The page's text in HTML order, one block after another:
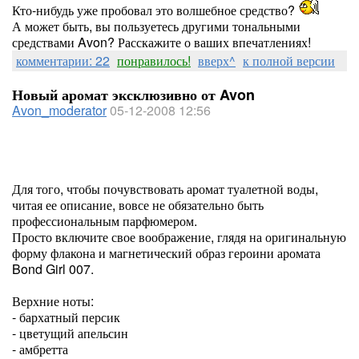
Кто-нибудь уже пробовал это волшебное средство?
А может быть, вы пользуетесь другими тональными
средствами Avon? Расскажите о ваших впечатлениях!
комментарии: 22 понравилось! вверх^ к полной версии
Новый аромат эксклюзивно от Avon
Avon_moderator05-12-2008 12:56
Для того, чтобы почувствовать аромат туалетной воды,
читая ее описание, вовсе не обязательно быть
профессиональным парфюмером.
Просто включите свое воображение, глядя на оригинальную
форму флакона и магнетический образ героини аромата
Bond Girl 007.
Верхние ноты:
- бархатный персик
- цветущий апельсин
- амбретта